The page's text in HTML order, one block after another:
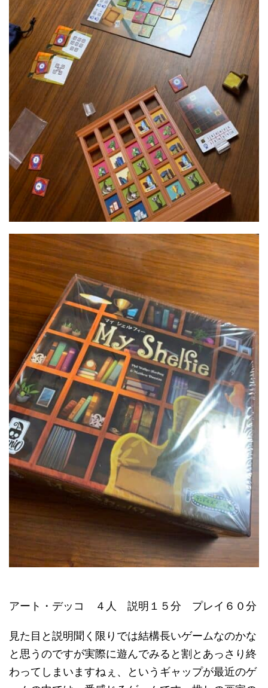
アート・デッコ ４人 説明１５分 プレイ６０分
見た目と説明聞く限りでは結構長いゲームなのかな
と思うのですが実際に遊んでみると割とあっさり終
わってしまいますねぇ、というギャップが最近のゲ